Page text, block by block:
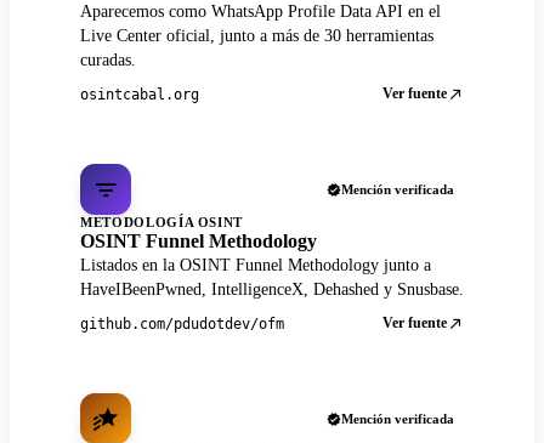
Aparecemos como WhatsApp Profile Data API en el
Live Center oficial, junto a más de 30 herramientas
curadas.
osintcabal.org Ver fuente
Mención verificada
METODOLOGÍA OSINT
OSINT Funnel Methodology
Listados en la OSINT Funnel Methodology junto a
HaveIBeenPwned, IntelligenceX, Dehashed y Snusbase.
github.com/pdudotdev/ofm Ver fuente
Mención verificada